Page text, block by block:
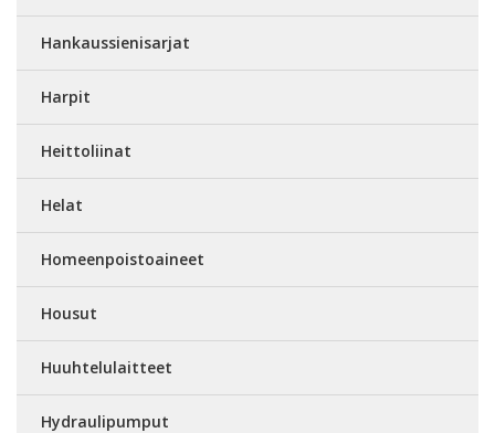
Hankaussienisarjat
Harpit
Heittoliinat
Helat
Homeenpoistoaineet
Housut
Huuhtelulaitteet
Hydraulipumput